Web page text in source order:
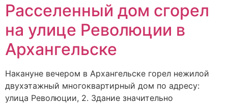
Расселенный дом сгорел
на улице Революции в
Архангельске
Накануне вечером в Архангельске горел нежилой
двухэтажный многоквартирный дом по адресу:
улица Революции, 2. Здание значительно